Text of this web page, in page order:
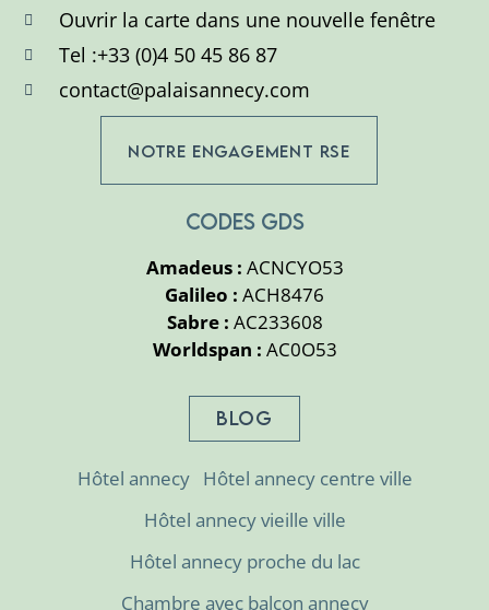
Ouvrir la carte dans une nouvelle fenêtre
Tel :+33 (0)4 50 45 86 87
contact@palaisannecy.com
NOTRE ENGAGEMENT RSE
CODES GDS
Amadeus : ACNCYO53
Galileo : ACH8476
Sabre : AC233608
Worldspan : AC0O53
BLOG
Hôtel annecy Hôtel annecy centre ville
Hôtel annecy vieille ville
Hôtel annecy proche du lac
Chambre avec balcon annecy